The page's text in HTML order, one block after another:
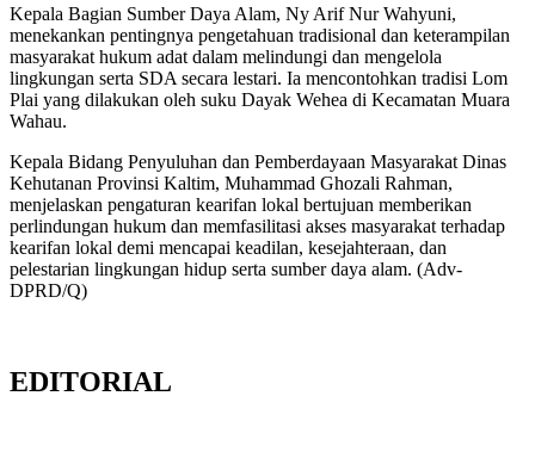
Kepala Bagian Sumber Daya Alam, Ny Arif Nur Wahyuni,
menekankan pentingnya pengetahuan tradisional dan keterampilan
masyarakat hukum adat dalam melindungi dan mengelola
lingkungan serta SDA secara lestari. Ia mencontohkan tradisi Lom
Plai yang dilakukan oleh suku Dayak Wehea di Kecamatan Muara
Wahau.
Kepala Bidang Penyuluhan dan Pemberdayaan Masyarakat Dinas
Kehutanan Provinsi Kaltim, Muhammad Ghozali Rahman,
menjelaskan pengaturan kearifan lokal bertujuan memberikan
perlindungan hukum dan memfasilitasi akses masyarakat terhadap
kearifan lokal demi mencapai keadilan, kesejahteraan, dan
pelestarian lingkungan hidup serta sumber daya alam. (Adv-
DPRD/Q)
EDITORIAL